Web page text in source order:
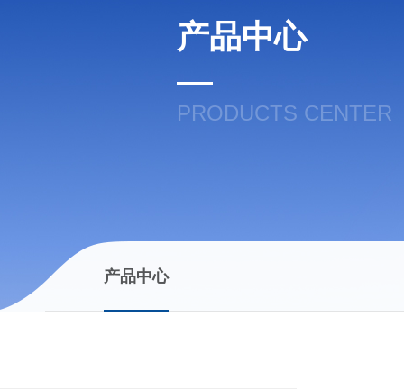
产品中心
PRODUCTS CENTER
产品中心